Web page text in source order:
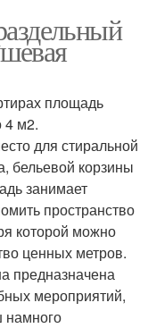
площадь
4 м2.
для стиральной
бельевой корзины
занимает
пространство
которой можно
ценных метров.
предназначена
мероприятий,
намного